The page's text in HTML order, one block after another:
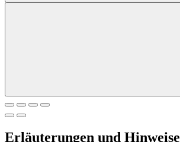
Erläuterungen und Hinweise